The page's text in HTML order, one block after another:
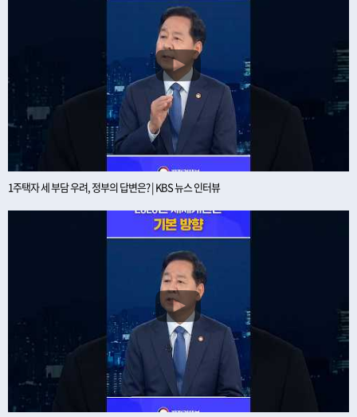
1주택자 세 부담 우려, 정부의 답변은? | KBS 뉴스 인터뷰